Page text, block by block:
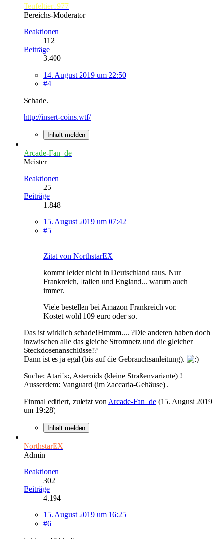
Teufeltier1977
Bereichs-Moderator
Reaktionen
112
Beiträge
3.400
14. August 2019 um 22:50
#4
Schade.
http://insert-coins.wtf/
Inhalt melden
Arcade-Fan_de
Meister
Reaktionen
25
Beiträge
1.848
15. August 2019 um 07:42
#5
Zitat von NorthstarEX
kommt leider nicht in Deutschland raus. Nur
Frankreich, Italien und England... warum auch
immer.
Viele bestellen bei Amazon Frankreich vor.
Kostet wohl 109 euro oder so.
Das ist wirklich schade!Hmmm.... ?Die anderen haben doch
inzwischen alle das gleiche Stromnetz und die gleichen
Steckdosenanschlüsse!?
Dann ist es ja egal (bis auf die Gebrauchsanleitung).
Suche: Atari´s:, Asteroids (kleine Straßenvariante) !
Ausserdem: Vanguard (im Zaccaria-Gehäuse) .
Einmal editiert, zuletzt von Arcade-Fan_de (15. August 2019
um 19:28)
Inhalt melden
NorthstarEX
Admin
Reaktionen
302
Beiträge
4.194
15. August 2019 um 16:25
#6